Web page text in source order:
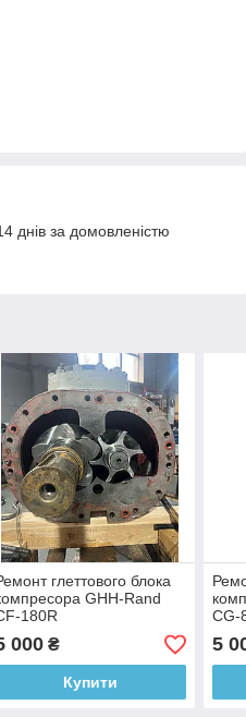
днів за домовленістю
глеттового блока
GHH-Rand
180R
000₴
Купити
CG-
5